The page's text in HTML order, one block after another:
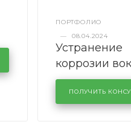
ПОРТФОЛИО
—
08.04.2024
Устранение
коррозии
лобового
районе
Volkswagen
ПОЛУЧИТЬ